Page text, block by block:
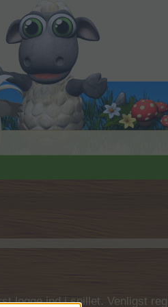
logge ind i spillet. Venligst